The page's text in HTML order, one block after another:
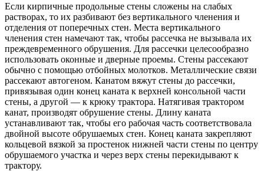
Если кирпичные продольные стены сложены на слабых
растворах, то их разбивают без вертикального членения и
отделения от поперечных стен. Места вертикального
членения стен намечают так, чтобы рассечка не вызывала их
преждевременного обрушения. Для рассечки целесообразно
использовать оконные и дверные проемы. Стены рассекают
обычно с помощью отбойных молотков. Металлические связи
рассекают автогеном. Канатом вяжут стены до рассечки,
привязывая один конец каната к верхней консольной части
стены, а другой — к крюку трактора. Натягивая трактором
канат, производят обрушение стены. Длину каната
устанавливают так, чтобы его рабочая часть соответствовала
двойной высоте обрушаемых стен. Конец каната закрепляют
кольцевой вязкой за простенок нижней части стены по центру
обрушаемого участка и через верх стены перекидывают к
трактору.